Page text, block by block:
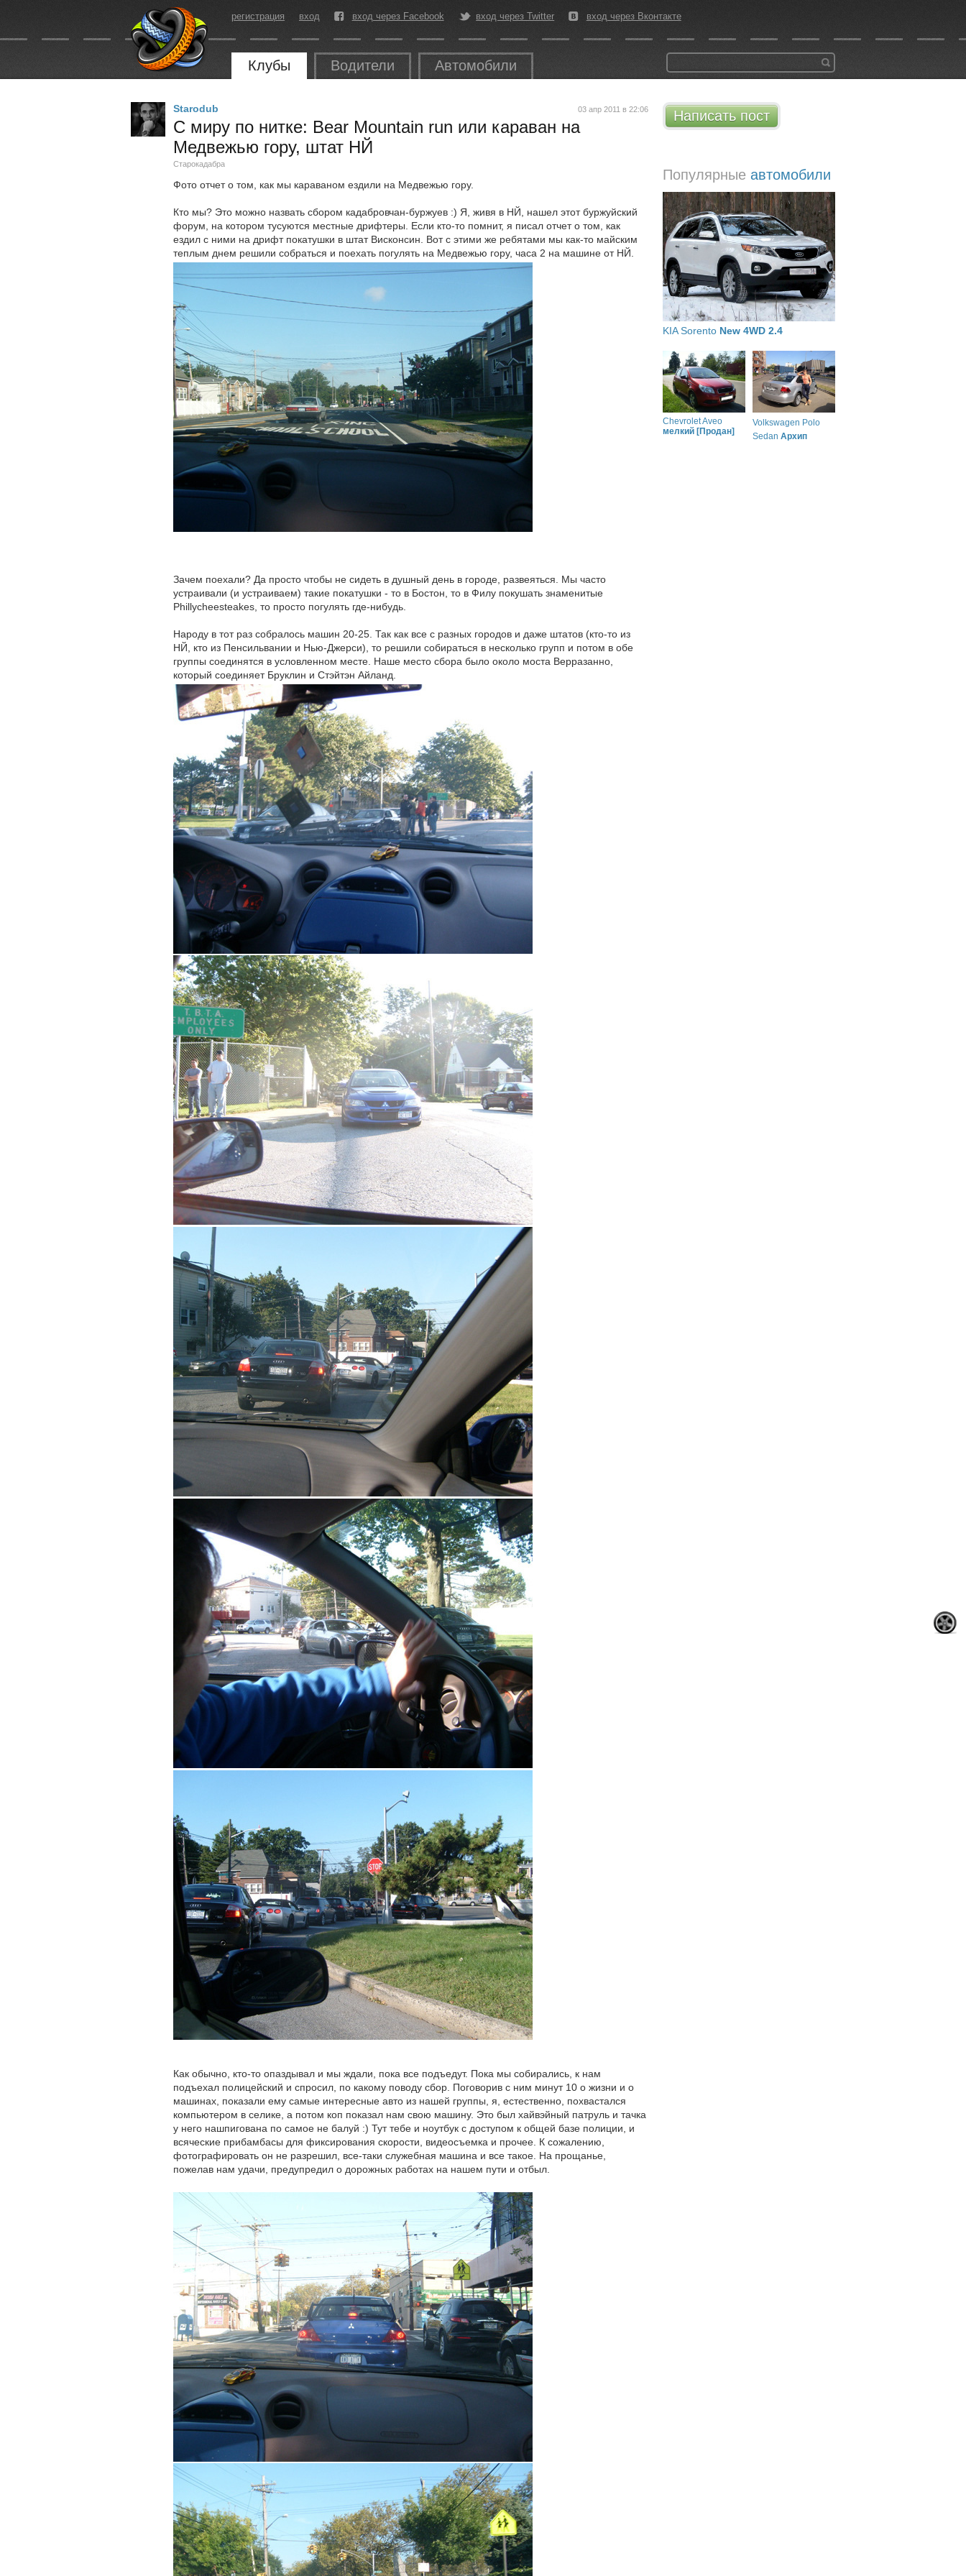
регистрация вход вход через Facebook вход через Twitter вход через Вконтакте
Клубы Водители Автомобили
Написать пост
Популярные автомобили
KIA Sorento New 4WD 2.4
Chevrolet Aveo
мелкий [Продан]
Volkswagen Polo
Sedan Архип
03 апр 2011 в 22:06
Starodub
С миру по нитке: Bear Mountain run или караван на
Медвежью гору, штат НЙ
Старокадабра
Фото отчет о том, как мы караваном ездили на Медвежью гору.
Кто мы? Это можно назвать сбором кадабровчан-буржуев :) Я, живя в НЙ, нашел этот буржуйский
форум, на котором тусуются местные дрифтеры. Если кто-то помнит, я писал отчет о том, как
ездил с ними на дрифт покатушки в штат Висконсин. Вот с этими же ребятами мы как-то майским
теплым днем решили собраться и поехать погулять на Медвежью гору, часа 2 на машине от НЙ.
Зачем поехали? Да просто чтобы не сидеть в душный день в городе, развеяться. Мы часто
устраивали (и устраиваем) такие покатушки - то в Бостон, то в Филу покушать знаменитые
Phillycheesteakes, то просто погулять где-нибудь.
Народу в тот раз собралось машин 20-25. Так как все с разных городов и даже штатов (кто-то из
НЙ, кто из Пенсильвании и Нью-Джерси), то решили собираться в несколько групп и потом в обе
группы соединятся в условленном месте. Наше место сбора было около моста Верразанно,
который соединяет Бруклин и Стэйтэн Айланд.
Как обычно, кто-то опаздывал и мы ждали, пока все подъедут. Пока мы собирались, к нам
подъехал полицейский и спросил, по какому поводу сбор. Поговорив с ним минут 10 о жизни и о
машинах, показали ему самые интересные авто из нашей группы, я, естественно, похвастался
компьютером в селике, а потом коп показал нам свою машину. Это был хайвэйный патруль и тачка
у него нашпигована по самое не балуй :) Тут тебе и ноутбук с доступом к общей базе полиции, и
всяческие прибамбасы для фиксирования скорости, видеосъемка и прочее. К сожалению,
фотографировать он не разрешил, все-таки служебная машина и все такое. На прощанье,
пожелав нам удачи, предупредил о дорожных работах на нашем пути и отбыл.